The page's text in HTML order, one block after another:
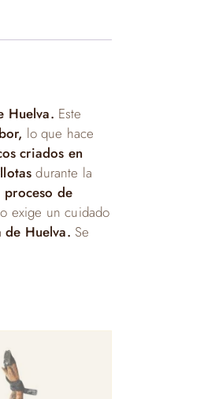
Huelva. Este
lo que hace
criados en
durante la
proceso de
exige un cuidado
de Huelva. Se